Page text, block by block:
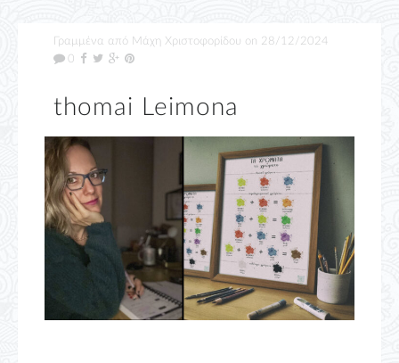
Γραμμένα από Μάχη Χριστοφορίδου on 28/12/2024
0
thomai Leimona